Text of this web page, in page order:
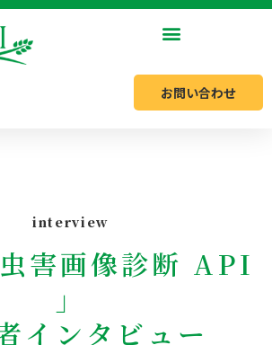
お問い合わせ
interview
害画像診断 API
」
インタビュー